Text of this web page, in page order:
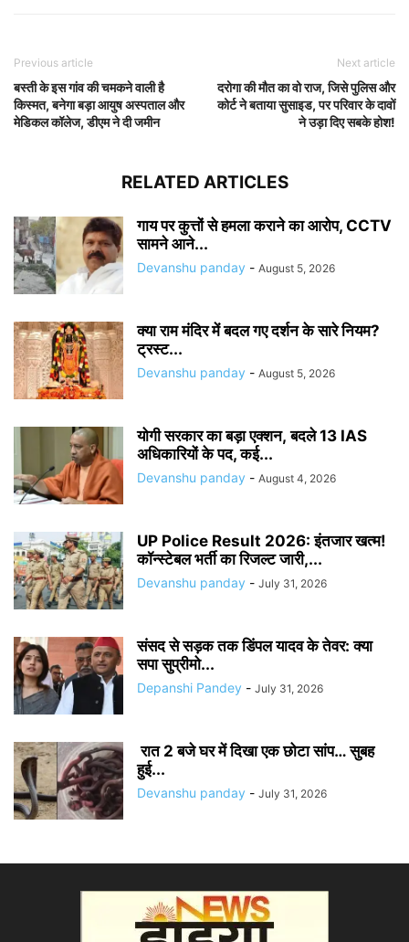
Previous article
बस्ती के इस गांव की चमकने वाली है
किस्मत, बनेगा बड़ा आयुष अस्पताल और
मेडिकल कॉलेज, डीएम ने दी जमीन
Next article
दरोगा की मौत का वो राज, जिसे पुलिस और
कोर्ट ने बताया सुसाइड, पर परिवार के दावों
ने उड़ा दिए सबके होश!
RELATED ARTICLES
गाय पर कुत्तों से हमला कराने का आरोप, CCTV
सामने आने...
Devanshu panday - August 5, 2026
क्या राम मंदिर में बदल गए दर्शन के सारे नियम?
ट्रस्ट...
Devanshu panday - August 5, 2026
योगी सरकार का बड़ा एक्शन, बदले 13 IAS
अधिकारियों के पद, कई...
Devanshu panday - August 4, 2026
UP Police Result 2026: इंतजार खत्म!
कॉन्स्टेबल भर्ती का रिजल्ट जारी,...
Devanshu panday - July 31, 2026
संसद से सड़क तक डिंपल यादव के तेवर: क्या
सपा सुप्रीमो...
Depanshi Pandey - July 31, 2026
रात 2 बजे घर में दिखा एक छोटा सांप… सुबह
हुई...
Devanshu panday - July 31, 2026